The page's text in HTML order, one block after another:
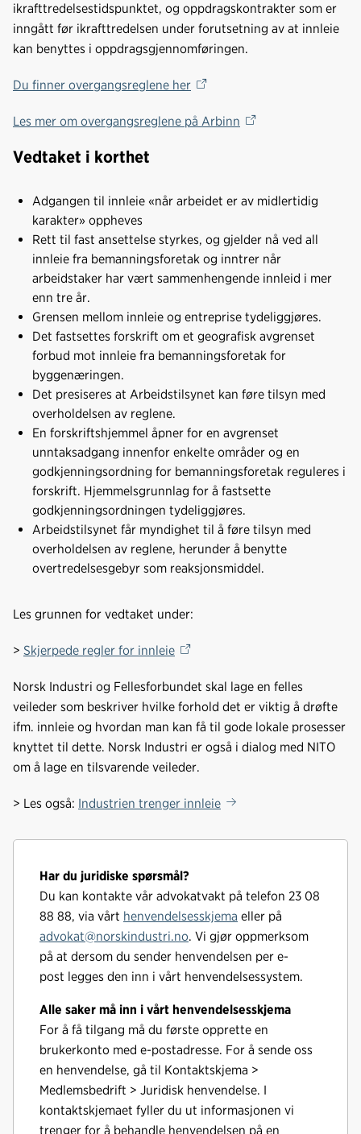
ikrafttredelsestidspunktet, og oppdragskontrakter som er
inngått før ikrafttredelsen under forutsetning av at innleie
kan benyttes i oppdragsgjennomføringen.
Du finner overgangsreglene her
Les mer om overgangsreglene på Arbinn
Vedtaket i korthet
Adgangen til innleie «når arbeidet er av midlertidig
karakter» oppheves
Rett til fast ansettelse styrkes, og gjelder nå ved all
innleie fra bemanningsforetak og inntrer når
arbeidstaker har vært sammenhengende innleid i mer
enn tre år.
Grensen mellom innleie og entreprise tydeliggjøres.
Det fastsettes forskrift om et geografisk avgrenset
forbud mot innleie fra bemanningsforetak for
byggenæringen.
Det presiseres at Arbeidstilsynet kan føre tilsyn med
overholdelsen av reglene.
En forskriftshjemmel åpner for en avgrenset
unntaksadgang innenfor enkelte områder og en
godkjenningsordning for bemanningsforetak reguleres i
forskrift. Hjemmelsgrunnlag for å fastsette
godkjenningsordningen tydeliggjøres.
Arbeidstilsynet får myndighet til å føre tilsyn med
overholdelsen av reglene, herunder å benytte
overtredelsesgebyr som reaksjonsmiddel.
Les grunnen for vedtaket under:
> Skjerpede regler for innleie
Norsk Industri og Fellesforbundet skal lage en felles
veileder som beskriver hvilke forhold det er viktig å drøfte
ifm. innleie og hvordan man kan få til gode lokale prosesser
knyttet til dette. Norsk Industri er også i dialog med NITO
om å lage en tilsvarende veileder.
> Les også: Industrien trenger innleie
Har du juridiske spørsmål?
Du kan kontakte vår advokatvakt på telefon 23 08
88 88, via vårt henvendelsesskjema eller på
advokat@norskindustri.no. Vi gjør oppmerksom
på at dersom du sender henvendelsen per e-
post legges den inn i vårt henvendelsessystem.
Alle saker må inn i vårt henvendelsesskjema
For å få tilgang må du første opprette en
brukerkonto med e-postadresse. For å sende oss
en henvendelse, gå til Kontaktskjema >
Medlemsbedrift > Juridisk henvendelse. I
kontaktskjemaet fyller du ut informasjonen vi
trenger for å behandle henvendelsen på en